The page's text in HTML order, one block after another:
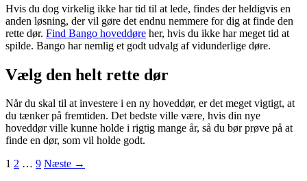
Hvis du dog virkelig ikke har tid til at lede, findes der heldigvis en
anden løsning, der vil gøre det endnu nemmere for dig at finde den
rette dør. Find Bango hoveddøre her, hvis du ikke har meget tid at
spilde. Bango har nemlig et godt udvalg af vidunderlige døre.
Vælg den helt rette dør
Når du skal til at investere i en ny hoveddør, er det meget vigtigt, at
du tænker på fremtiden. Det bedste ville være, hvis din nye
hoveddør ville kunne holde i rigtig mange år, så du bør prøve på at
finde en dør, som vil holde godt.
Indlægsnavigation
1 2 … 9 Næste →